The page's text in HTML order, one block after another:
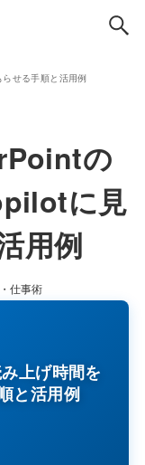
せる手順と活用例
の
に見
用例
仕事術
上げ時間を
と活用例